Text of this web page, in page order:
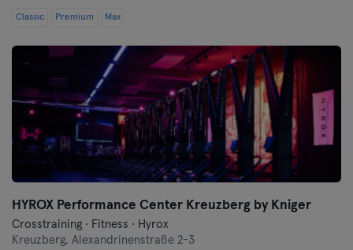
Classic Premium Max
HYROX Performance Center Kreuzberg by Kniger
Crosstraining · Fitness · Hyrox
Kreuzberg, Alexandrinenstraße 2-3
Zwickau